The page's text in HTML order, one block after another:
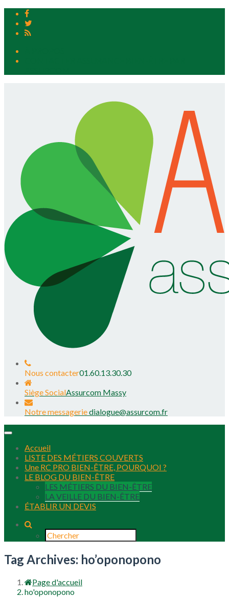
Nous contacter01.60.13.30.30
Siège SocialAssurcom Massy
Notre messageriedialogue@assurcom.fr
Toggle
navigationAccueil
LISTE DES MÉTIERS COUVERTS
Une RC PRO BIEN-ÊTRE, POURQUOI ?
LE BLOG DU BIEN-ÊTRE
LES MÉTIERS DU BIEN-ÊTRE
LA VEILLE DU BIEN-ÊTRE
ÉTABLIR UN DEVIS
Tag Archives: ho’oponopono
Page d'accueil
ho'oponopono